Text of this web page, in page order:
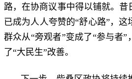
路，在协商议事中得以铺就。昔
已成为人人夸赞的“舒心路”，这
群众从“旁观者”变成了“参与者”
了“大民生”改善。